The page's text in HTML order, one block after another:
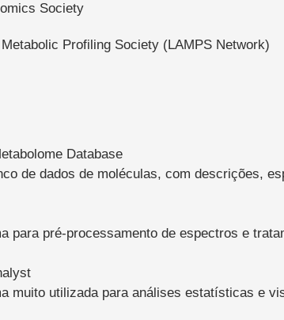
Society
Profiling Society (LAMPS Network)
Database
de dados de moléculas, com descrições,
para pré-processamento de espectros e
muito utilizada para análises estatísticas e